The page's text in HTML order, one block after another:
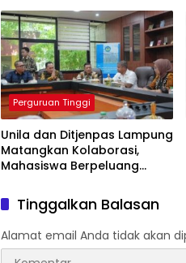
Perguruan Tinggi
Unila dan Ditjenpas Lampung
Matangkan Kolaborasi,
Mahasiswa Berpeluang
Tinggalkan Balasan
Alamat email Anda tidak akan